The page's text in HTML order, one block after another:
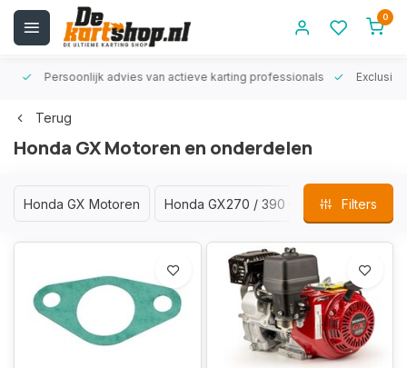
0
Persoonlijk advies van actieve karting professionals
Terug
Honda GX Motoren en onderdelen
Honda GX Motoren Honda GX270 / 390 OrigineelFilters